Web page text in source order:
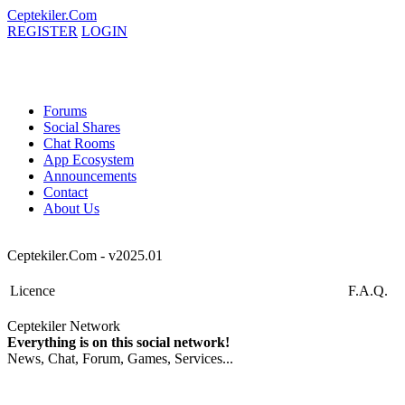
Ceptekiler.Com
REGISTER LOGIN
Forums
Social Shares
Chat Rooms
App Ecosystem
Announcements
Contact
About Us
Ceptekiler.Com - v2025.01
Licence F.A.Q.
Ceptekiler Network
Everything is on this social network!
News, Chat, Forum, Games, Services...